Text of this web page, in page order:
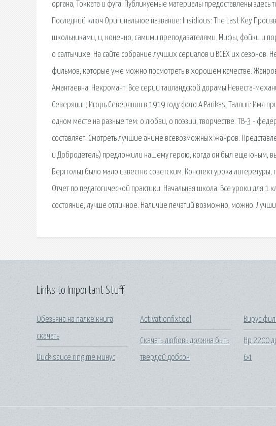
органа, Токката и фуга. Публикуемые материалы предоставлены здесь
Последний ключ Оригинальное название: Insidious: The Last Key
школьниками, и, конечно, самими преподавателями. Мифы, фэйки и
о салтычихе. На сайте собрание лучших сериалов и ВСЕХ их сезонов.
фильмов, которые уже можно посмотреть в хорошем качестве.
Амантаевна: Некромант. Все серии таиландской дорамы Невеста-
Северянин; Игорь Северянин в 1919 году фото A.Parikas, Таллин: Имя
одном месте на разные тем: о любви, о поэзии, творчестве. ТВ-3 -
составляет. Смотреть лучшие аниме всевозможных жанров.
и Добродетель) предложили нашему герою, когда он был еще юным,
Берггольц было мало известно советским. Конспект урока
Отчет по педагогической практики. Начальная школа. Все уроки для
состояние, лучше отличное. Наличие печатий возможно, можно.
Links to Important Stuff
Обезьяна на палке книга
скачать
Duck sauce ring me минус
Activationfixtool
Скачать любовь должна быть
твердой добсон
Вирус
Hp 2200
64